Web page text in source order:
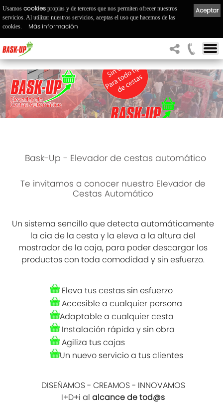
Bask-Up - Elevador de cestas automático
Te invitamos a conocer nuestro Elevador de
Cestas Automático
Un sistema sencillo que detecta automáticamente
la cia de la cesta y la eleva a la altura del
mostrador de la caja, para poder descargar los
productos con toda comodidad y sin esfuerzo.
Eleva tus cestas sin esfuerzo
Accesible a cualquier persona
Adaptable a cualquier cesta
Instalación rápida y sin obra
Agiliza tus cajas
Un nuevo servicio a tus clientes
DISEÑAMOS - CREAMOS - INNOVAMOS
I+D+i al alcance de tod@s
Aceptar
Usamos cookies propias y de terceros que nos permiten ofrecer nuestros
servicios. Al utilizar nuestros servicios, aceptas el uso que hacemos de las
cookies.
Más información